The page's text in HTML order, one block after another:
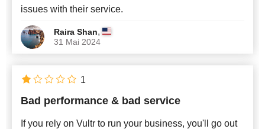
issues with their service.
Raira Shan,
31 Mai 2024
Bad performance & bad service
If you rely on Vultr to run your business, you'll go out
1